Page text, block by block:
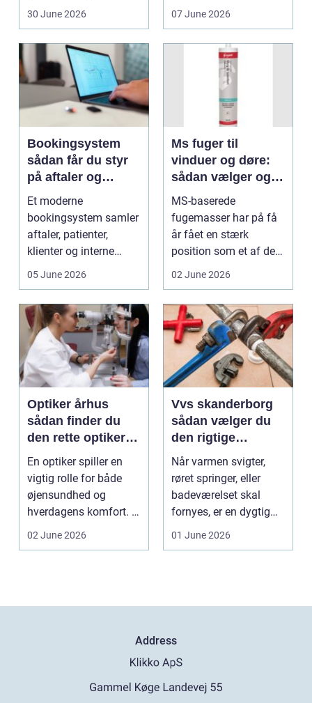
batteriet løber ...
30 June 2026
viktigaste ekonom...
07 June 2026
Bookingsystem
sådan får du styr
på aftaler og
arbejdsgange
Et moderne
bookingsystem samler
aftaler, patienter,
klienter og interne
arbejdsgange ét sted. I
05 June 2026
Ms fuger til
vinduer og døre:
sådan vælger og
bruger du dem
rigtigt
MS-baserede
fugemasser har på få
år fået en stærk
position som et af de
mest alsidige valg til
02 June 2026
Optiker århus
sådan finder du
den rette optiker i
byen
En optiker spiller en
vigtig rolle for både
øjensundhed og
hverdagens komfort. I
en by som Aarhus, h...
02 June 2026
Vvs skanderborg
sådan vælger du
den rigtige
installatør
Når varmen svigter,
røret springer, eller
badeværelset skal
fornyes, er en dygtig
VVS-installatør gu...
01 June 2026
Address